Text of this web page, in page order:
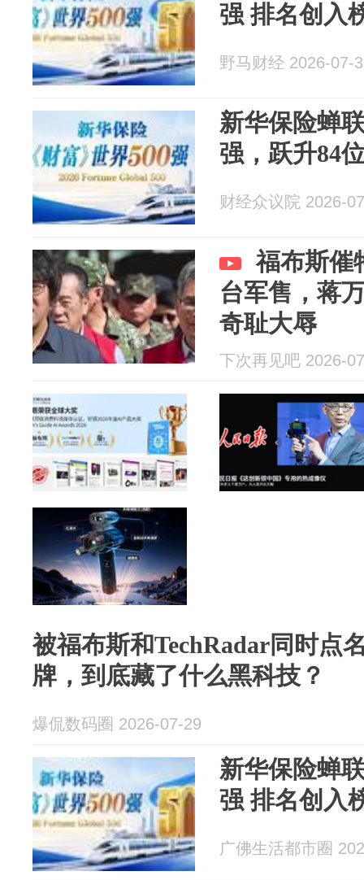
强 排名创入
野马财经 2026-07-
新华保险蝉
强，跃升84
财经众议院 2026-
福布斯催
台军售，蒋
奇耻大辱
下次再见吧 2026-
被福布斯和TechRadar同时点
牌，到底藏了什么黑科技？
爆侃数码圈 2026-07-29
新华保险蝉
强 排名创入
广佛生活都市圈